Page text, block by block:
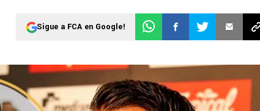
Sigue a FCA en Google!